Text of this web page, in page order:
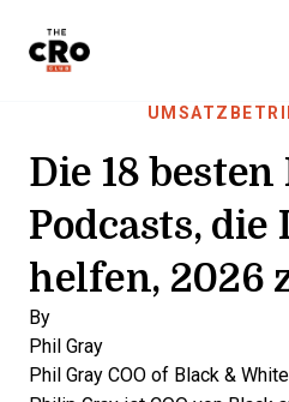
Skip to main content
Die 18 besten
Podcasts,
helfen, 2026
By
Phil Gray
Phil Gray COO of Black &